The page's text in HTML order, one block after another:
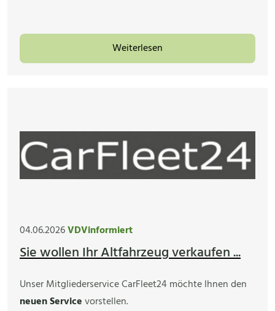
Weiterlesen
04.06.2026VDVinformiert
Sie wollen Ihr Altfahrzeug verkaufen ...
Unser Mitgliederservice CarFleet24 möchte Ihnen den
neuen Servicevorstellen.